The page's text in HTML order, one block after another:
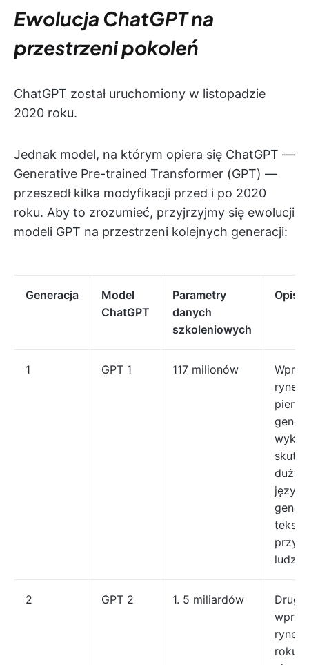
Ewolucja ChatGPT na
przestrzeni pokoleń
ChatGPT został uruchomiony w listopadzie
2020 roku.
Jednak model, na którym opiera się ChatGPT —
Generative Pre-trained Transformer (GPT) —
przeszedł kilka modyfikacji przed i po 2020
roku. Aby to zrozumieć, przyjrzyjmy się ewolucji
modeli GPT na przestrzeni kolejnych generacji:
Generacja
Model
ChatGPT
Parametry
danych
szkoleniowych
Opis
1 GPT 1 117 milionów
rynek
tekstu
ludzki.
2 GPT 2 1. 5 miliardów
rynek
roku,